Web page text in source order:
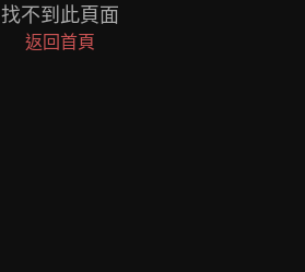
找不到此頁面
返回首頁